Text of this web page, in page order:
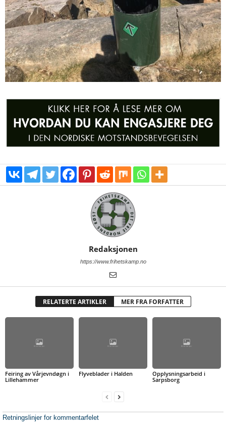
Redaksjonen
https://www.frihetskamp.no
RELATERTE ARTIKLER MER FRA FORFATTER
Feiring av Vårjevndøgn i
Lillehammer
Flyveblader i Halden
Opplysningsarbeid i
Sarpsborg
Retningslinjer for kommentarfelet